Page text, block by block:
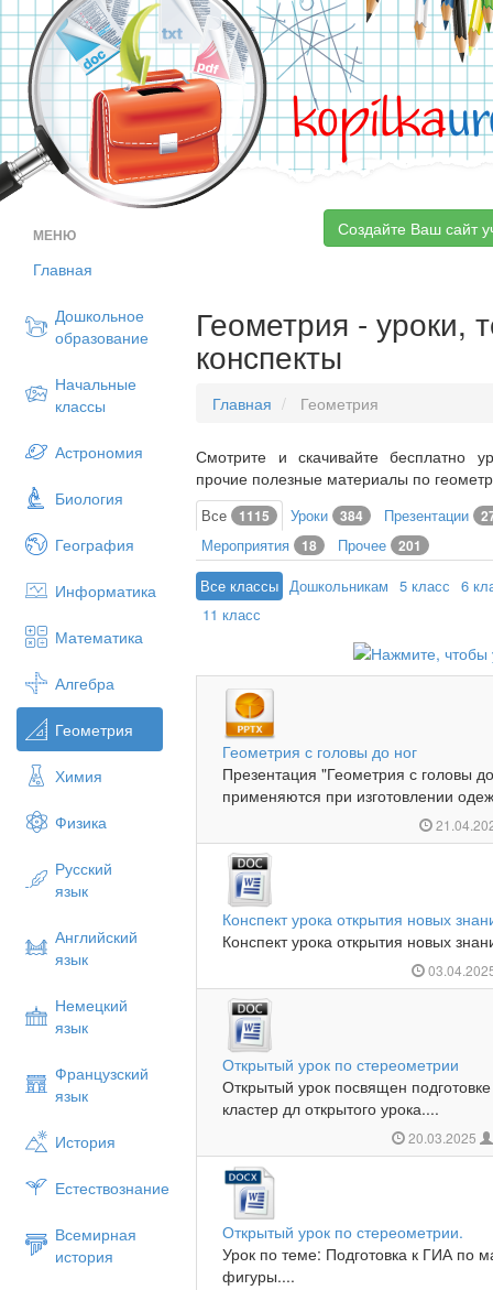
kopilka
МЕНЮ
Главная
Дошкольное
образование
Начальные
классы
Астрономия
Биология
География
Информатика
Математика
Алгебра
Геометрия
Химия
Физика
Русский
язык
Английский
язык
Немецкий
язык
Французский
язык
История
Естествознание
Всемирная
история
Создайте Ваш сайт
Геометрия - уроки,
конспекты
Главная Геометрия
Смотрите и скачивайте бесплатно
прочие полезные материалы по
Все 1115 Уроки 384 Презентации
Мероприятия 18 Прочее 201
Все классы Дошкольникам 5 класс 6
11 класс
Геометрия с головы до ног
Презентация "Геометрия с головы
применяются при изготовлении
Конспект урока открытия новых
Конспект урока открытия новых
Открытый урок по стереометрии
Открытый урок посвящен
кластер дл открытого урока....
20.03.2025
Открытый урок по стереометрии.
Урок по теме: Подготовка к ГИА по
фигуры....